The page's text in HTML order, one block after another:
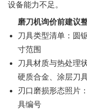
设备能力不足。
磨刀机询价前建议
刀具类型清单：圆
寸范围
刀具材质与热处理
硬质合金、涂层刀
刃口磨损形态照片
具编号